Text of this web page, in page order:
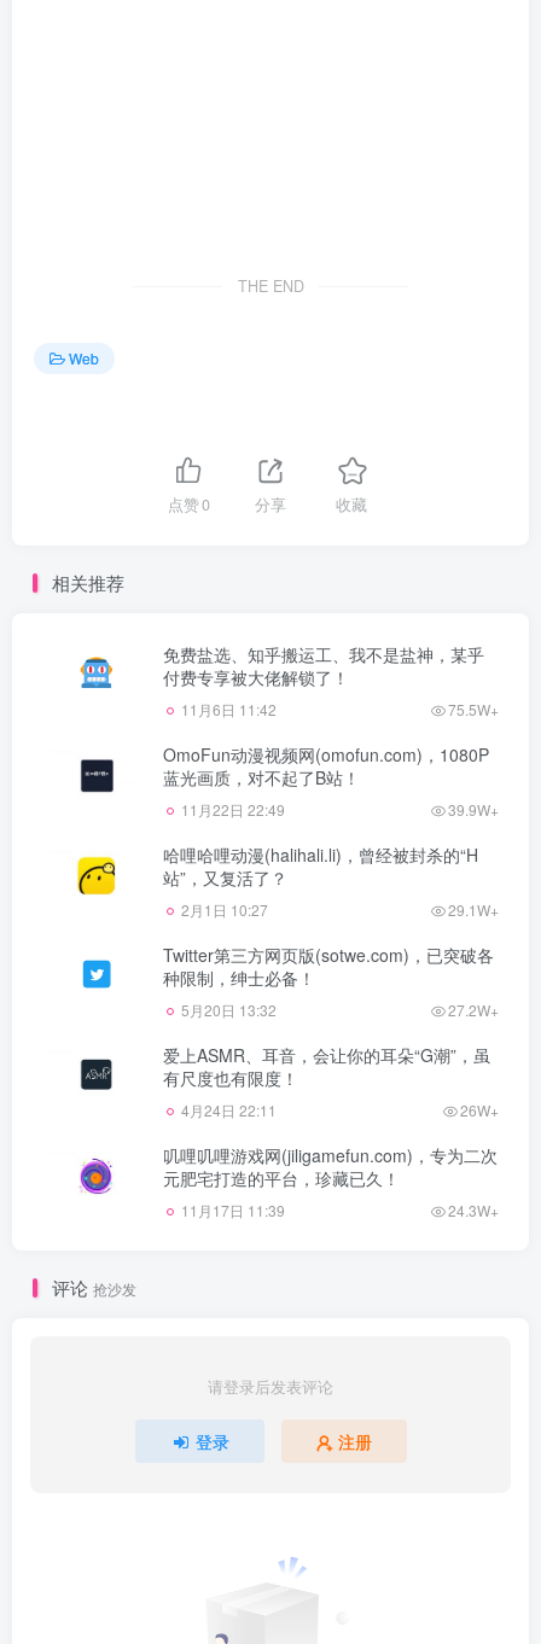
THE END
Web
点赞0 分享 收藏
相关推荐
免费盐选、知乎搬运工、我不是盐神，某乎
付费专享被大佬解锁了！
11月6日 11:42 75.5W+
OmoFun动漫视频网(omofun.com)，1080P
蓝光画质，对不起了B站！
11月22日 22:49 39.9W+
哈哩哈哩动漫(halihali.li)，曾经被封杀的“H
站”，又复活了？
2月1日 10:27 29.1W+
Twitter第三方网页版(sotwe.com)，已突破各
种限制，绅士必备！
5月20日 13:32 27.2W+
爱上ASMR、耳音，会让你的耳朵“G潮”，虽
有尺度也有限度！
4月24日 22:11 26W+
叽哩叽哩游戏网(jiligamefun.com)，专为二次
元肥宅打造的平台，珍藏已久！
11月17日 11:39 24.3W+
评论 抢沙发
请登录后发表评论
登录 注册